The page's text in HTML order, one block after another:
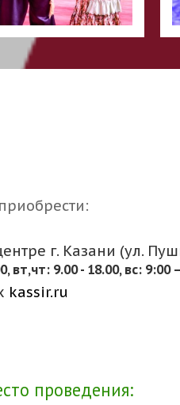
г. Казани (ул.
вт,чт: 9.00 - 18.00, вс: 9:00
kassir.ru
проведения: